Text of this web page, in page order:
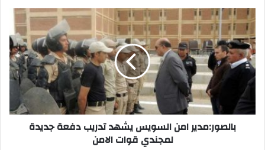
بمعبد
جزيرة
ألفنتين
في
أسوان‎
بالصور:مدير
امن
السويس
يشهد
تدريب
دفعة
جديدة
لمجندي
قوات
بالصور:مدير امن السويس يشهد تدريب دفعة جديدة
لمجندي قوات الامن